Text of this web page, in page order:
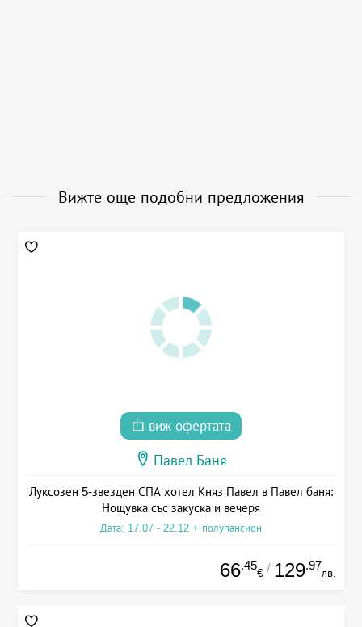
Вижте още подобни предложения
виж офертата
Павел Баня
Луксозен 5-звезден СПА хотел Княз Павел в Павел баня:
Нощувка със закуска и вечеря
Дата: 17.07 - 22.12 + полупансион
66.45
€ / 129.97
лв.